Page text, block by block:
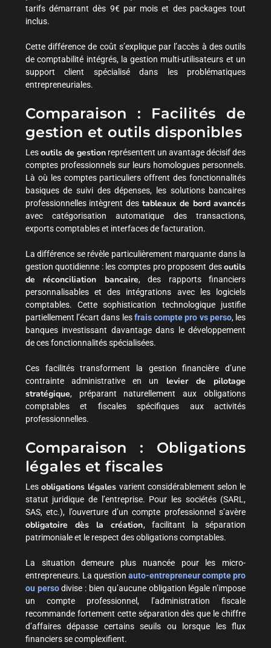
tarifs démarrant dès 9€ par mois et des packages tout
inclus.
Cette différence de coût s’explique par l’accès à des outils
de comptabilité intégrés, la gestion multi-utilisateurs et un
support client spécialisé dans les problématiques
entrepreneuriales.
Comparaison : Facilités de
gestion et outils disponibles
Lesoutils de gestionreprésentent un avantage décisif des
comptes professionnels sur leurs homologues personnels.
Là où les comptes particuliers offrent des fonctionnalités
basiques de suivi des dépenses, les solutions bancaires
professionnelles intègrent des tableaux de bord avancés
avec catégorisation automatique des transactions,
exports comptables et interfaces de facturation.
La différence se révèle particulièrement marquante dans la
gestion quotidienne : les comptes pro proposent desoutils
de réconciliation bancaire, des rapports financiers
personnalisables et des intégrations avec les logiciels
comptables. Cette sophistication technologique justifie
partiellement l’écart dans lesfrais compte pro vs perso, les
banques investissant davantage dans le développement
de ces fonctionnalités spécialisées.
Ces facilités transforment la gestion financière d’une
contrainte administrative en un levier de pilotage
stratégique, préparant naturellement aux obligations
comptables et fiscales spécifiques aux activités
professionnelles.
Comparaison : Obligations
légales et fiscales
Lesobligations légales varient considérablement selon le
statut juridique de l’entreprise. Pour les sociétés (SARL,
SAS, etc.), l’ouverture d’un compte professionnel s’avère
obligatoire dès la création, facilitant la séparation
patrimoniale et le respect des obligations comptables.
La situation demeure plus nuancée pour les micro-
entrepreneurs. La questionauto-entrepreneur compte pro
ou persodivise : bien qu’aucune obligation légale n’impose
un compte professionnel, l’administration fiscale
recommande fortement cette séparation dès que le chiffre
d’affaires dépasse certains seuils ou lorsque les flux
financiers se complexifient.